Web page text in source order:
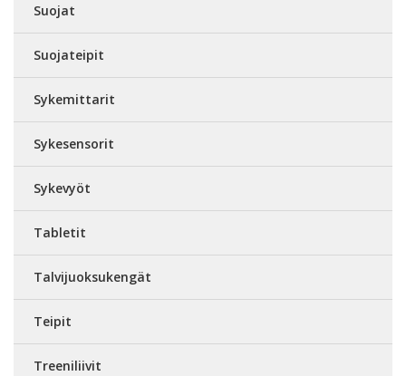
Suojat
Suojateipit
Sykemittarit
Sykesensorit
Sykevyöt
Tabletit
Talvijuoksukengät
Teipit
Treeniliivit